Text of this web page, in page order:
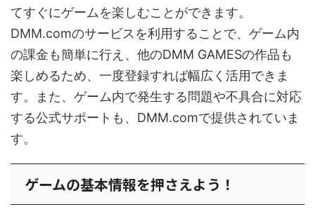
てすぐにゲームを楽しむことができます。
DMM.comのサービスを利用することで、ゲーム内
の課金も簡単に行え、他のDMM GAMESの作品も
楽しめるため、一度登録すれば幅広く活用できま
す。また、ゲーム内で発生する問題や不具合に対応
する公式サポートも、DMM.comで提供されていま
す。
ゲームの基本情報を押さえよう！